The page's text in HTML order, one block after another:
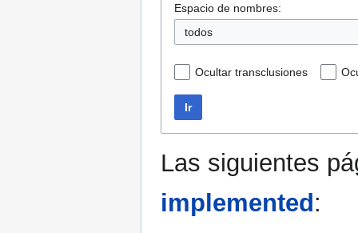
Espacio de nombres:
todos
Ocultar transclusiones
Ir
Las siguientes
implemented: